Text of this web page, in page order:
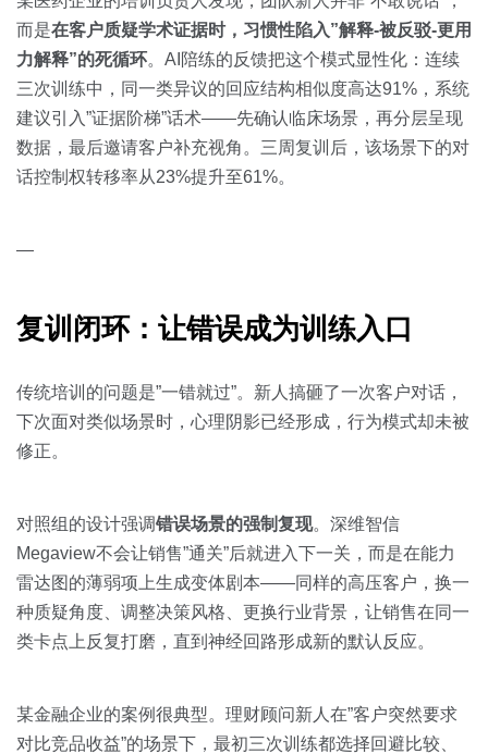
而是在客户质疑学术证据时，习惯性陷入”解释-被反驳-更用
力解释”的死循环。AI陪练的反馈把这个模式显性化：连续
三次训练中，同一类异议的回应结构相似度高达91%，系统
建议引入”证据阶梯”话术——先确认临床场景，再分层呈现
数据，最后邀请客户补充视角。三周复训后，该场景下的对
话控制权转移率从23%提升至61%。
—
复训闭环：让错误成为训练入口
传统培训的问题是”一错就过”。新人搞砸了一次客户对话，
下次面对类似场景时，心理阴影已经形成，行为模式却未被
修正。
对照组的设计强调错误场景的强制复现。深维智信
Megaview不会让销售”通关”后就进入下一关，而是在能力
雷达图的薄弱项上生成变体剧本——同样的高压客户，换一
种质疑角度、调整决策风格、更换行业背景，让销售在同一
类卡点上反复打磨，直到神经回路形成新的默认反应。
某金融企业的案例很典型。理财顾问新人在”客户突然要求
对比竞品收益”的场景下，最初三次训练都选择回避比较、